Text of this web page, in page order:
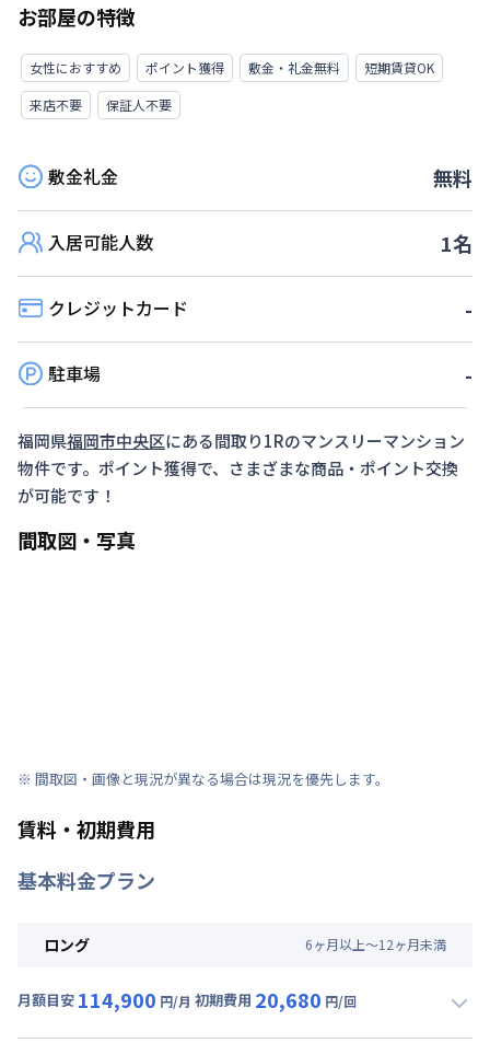
お部屋の特徴
女性におすすめ ポイント獲得 敷金・礼金無料
短期賃貸OK
来店不要
保証人不要
敷金礼金 無料
入居可能人数 1名
クレジットカード -
駐車場 -
福岡県福岡市中央区にある間取り1Rのマンスリーマンション
物件です。ポイント獲得で、さまざまな商品・ポイント交換
が可能です！
間取図・写真
※ 間取図・画像と現況が異なる場合は現況を優先します。
賃料・初期費用
基本料金プラン
ロング 6ヶ月以上～12ヶ月未満
月額目安 114,900 円/月 初期費用 20,680 円/回